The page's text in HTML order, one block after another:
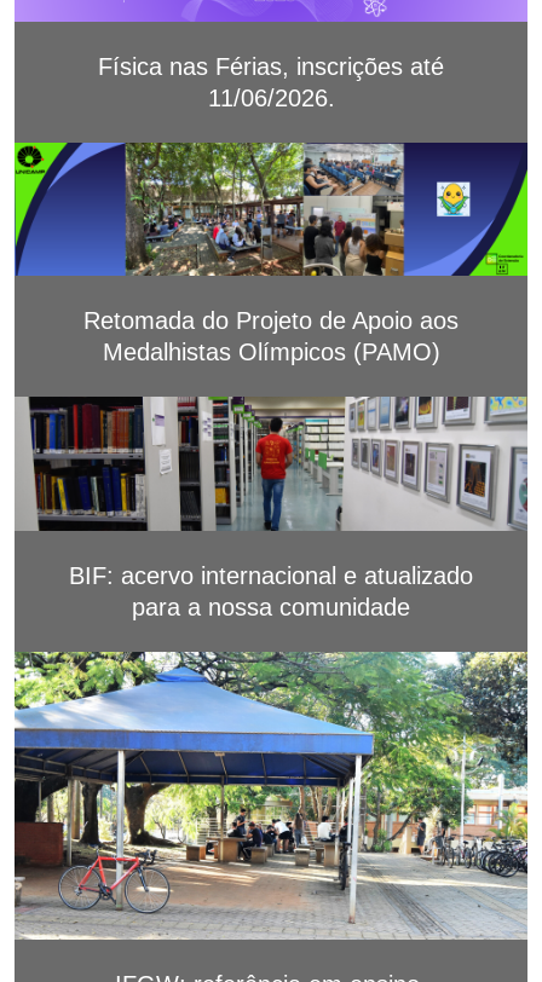
Física nas Férias, inscrições até
11/06/2026.
Retomada do Projeto de Apoio aos
Medalhistas Olímpicos (PAMO)
BIF: acervo internacional e atualizado
para a nossa comunidade